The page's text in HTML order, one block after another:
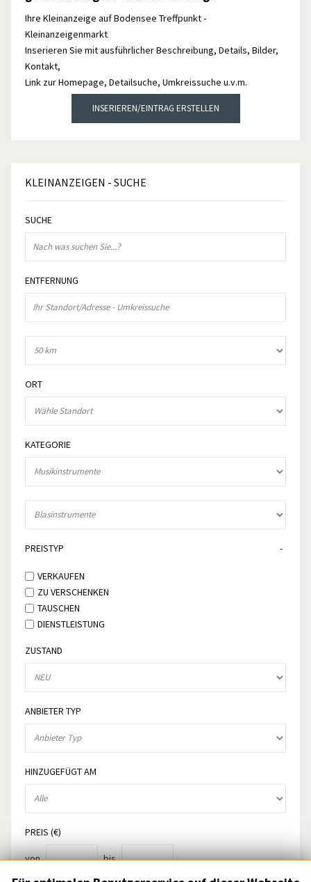
Ihre Kleinanzeige auf Bodensee Treffpunkt -
Kleinanzeigenmarkt
Inserieren Sie mit ausführlicher Beschreibung, Details, Bilder,
Kontakt,
Link zur Homepage, Detailsuche, Umkreissuche u.v.m.
INSERIEREN/EINTRAG ERSTELLEN
KLEINANZEIGEN - SUCHE
SUCHE
ENTFERNUNG
ORT
KATEGORIE
PREISTYP
VERKAUFEN
ZU VERSCHENKEN
TAUSCHEN
DIENSTLEISTUNG
ZUSTAND
ANBIETER TYP
HINZUGEFÜGT AM
PREIS (€)
von bis